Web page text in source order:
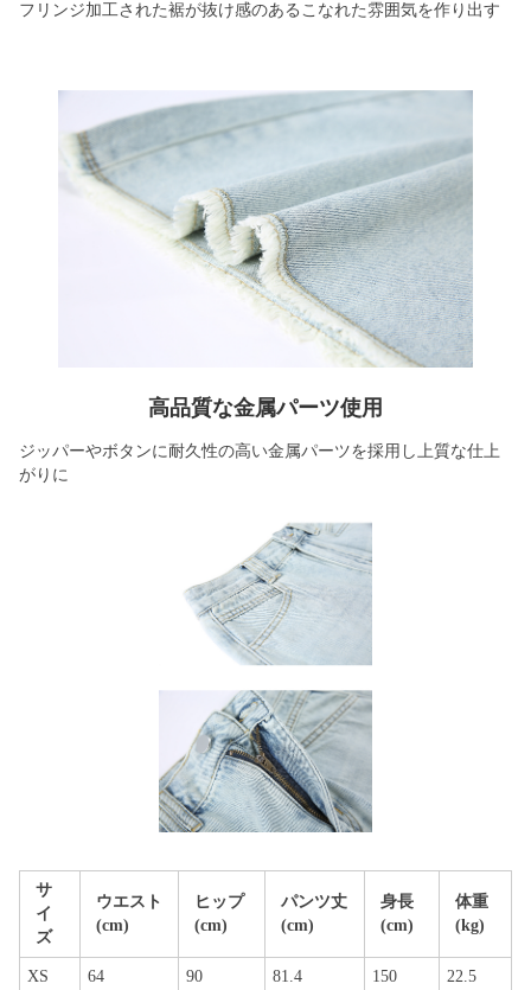
フリンジ加工された裾が抜け感のあるこなれた雰囲気を作り出す
高品質な金属パーツ使用
ジッパーやボタンに耐久性の高い金属パーツを採用し上質な仕上
がりに
サ
イ
ズ
ウエスト
(cm)
ヒップ
(cm)
パンツ丈
(cm)
身長
(cm)
体重
(kg)
XS 64 90 81.4 150 22.5